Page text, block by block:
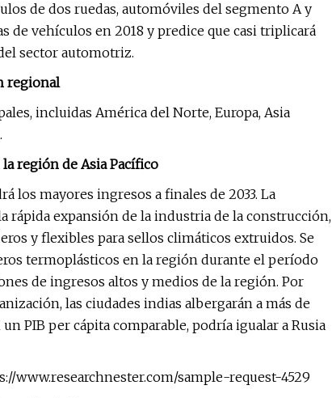
de dos ruedas, automóviles del segmento A y
vehículos en 2018 y predice que casi triplicará
sector automotriz.
regional
incluidas América del Norte, Europa, Asia
región de Asia Pacífico
los mayores ingresos a finales de 2033. La
rápida expansión de la industria de la construcción,
y flexibles para sellos climáticos extruidos. Se
termoplásticos en la región durante el período
de ingresos altos y medios de la región. Por
las ciudades indias albergarán a más de
PIB per cápita comparable, podría igualar a Rusia
www.researchnester.com/sample-request-4529